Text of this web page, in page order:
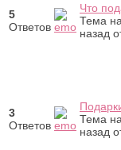
5
Ответов
Что
Тема
назад
3
Ответов
Тема
назад